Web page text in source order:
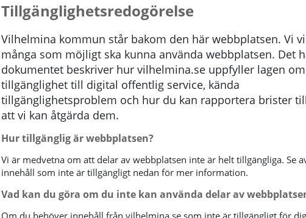
Tillgänglighetsredogörelse
Vilhelmina kommun står bakom den här webbplatsen. Vi
många som möjligt ska kunna använda webbplatsen. Det
dokumentet beskriver hur vilhelmina.se uppfyller lagen om
tillgänglighet till digital offentlig service, kända
tillgänglighetsproblem och hur du kan rapportera brister
att vi kan åtgärda dem.
Hur tillgänglig är webbplatsen?
Vi är medvetna om att delar av webbplatsen inte är helt tillgängliga. Se
innehåll som inte är tillgängligt nedan för mer information.
Vad kan du göra om du inte kan använda delar av
Om du behöver innehåll från vilhelmina.se som inte är tillgängligt för